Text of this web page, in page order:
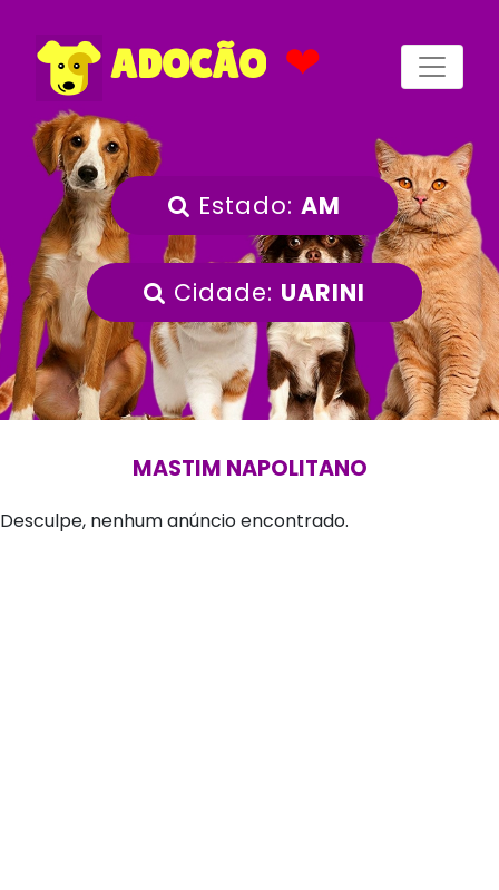
ADOCÃO ❤
Estado: AM
Cidade: UARINI
MASTIM NAPOLITANO
Desculpe, nenhum anúncio encontrado.